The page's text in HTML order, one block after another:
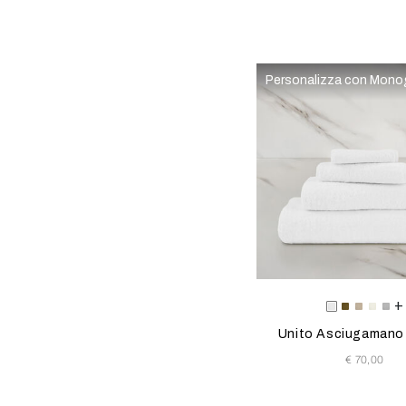
Personalizza con
Selezionando il colore
Available Colors
Bianco
OliveMilk
Cliff
+
Unito
€ 70,00